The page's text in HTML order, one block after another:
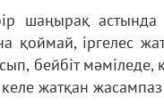
шаңырақ астында
қоймай, іргелес
бейбіт
жатқан